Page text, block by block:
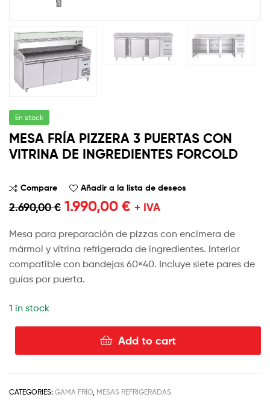
En stock
MESA FRÍA PIZZERA 3 PUERTAS CON
VITRINA DE INGREDIENTES FORCOLD
Compare Añadir a la lista de deseos
2.690,00€ 1.990,00 € + IVA
Mesa para preparación de pizzas con encimera de
mármol y vitrina refrigerada de ingredientes. Interior
compatible con bandejas 60×40. Incluye siete pares de
guías por puerta.
1 in stock
Add to cart
CATEGORIES: GAMA FRÍO MESAS REFRIGERADAS